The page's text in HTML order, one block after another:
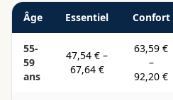
Âge Essentiel Confort
55-
59
ans
47,54 € –
67,64 €
63,59 €
–
92,20 €